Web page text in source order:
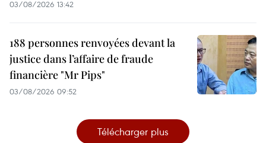
03/08/2026 13:42
188 personnes renvoyées devant la
justice dans l’affaire de fraude
financière "Mr Pips"
03/08/2026 09:52
Télécharger plus